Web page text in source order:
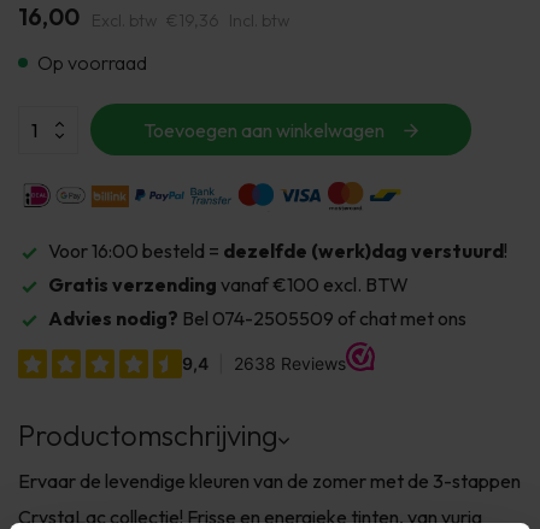
16,00 Excl. btw €19,36 Incl. btw
Op voorraad
Toevoegen aan winkelwagen
Voor 16:00 besteld = dezelfde (werk)dag verstuurd!
Gratis verzending vanaf €100 excl. BTW
Advies nodig? Bel 074-2505509 of chat met ons
Productomschrijving
Ervaar de levendige kleuren van de zomer met de 3-stappen
CrystaLac collectie! Frisse en energieke tinten, van vurig